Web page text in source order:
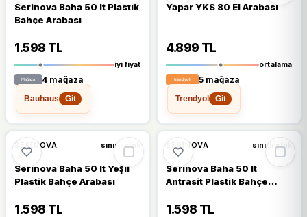
Serinova Baha 50 lt Plastik
Bahçe Arabası
1.598 TL
iyi fiyat
4 mağaza
Bauhaus
Git
Yapar YKS 80 El Arabası
4.899 TL
ortalama
5 mağaza
Trendyol
Git
%18
SERİNOVA sınırlı stok
Serinova Baha 50 lt Yeşil
Plastik Bahçe Arabası
1.598 TL
%18
SERİNOVA sınırlı stok
Serinova Baha 50 lt
Antrasit Plastik Bahçe
1.598 TL